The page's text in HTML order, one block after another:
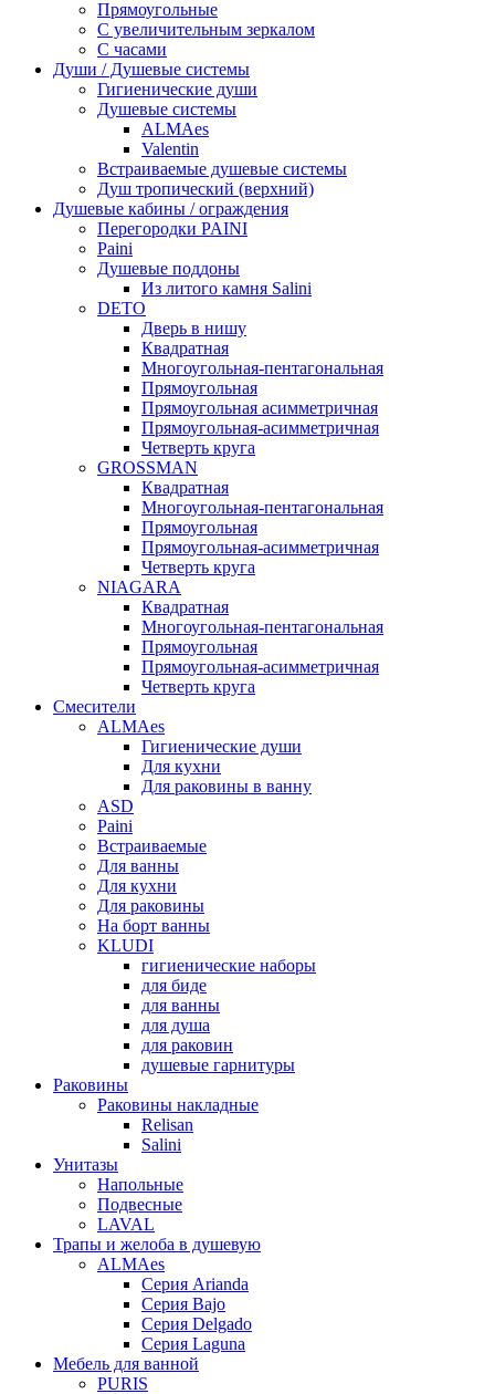
Прямоугольные
С увеличительным зеркалом
С часами
Души / Душевые системы
Гигиенические души
Душевые системы
ALMAes
Valentin
Встраиваемые душевые системы
Душ тропический (верхний)
Душевые кабины / ограждения
Перегородки PAINI
Paini
Душевые поддоны
Из литого камня Salini
DETO
Дверь в нишу
Квадратная
Многоугольная-пентагональная
Прямоугольная
Прямоугольная асимметричная
Прямоугольная-асимметричная
Четверть круга
GROSSMAN
Квадратная
Многоугольная-пентагональная
Прямоугольная
Прямоугольная-асимметричная
Четверть круга
NIAGARA
Квадратная
Многоугольная-пентагональная
Прямоугольная
Прямоугольная-асимметричная
Четверть круга
Смесители
ALMAes
Гигиенические души
Для кухни
Для раковины в ванну
ASD
Paini
Встраиваемые
Для ванны
Для кухни
Для раковины
На борт ванны
KLUDI
гигиенические наборы
для биде
для ванны
для душа
для раковин
душевые гарнитуры
Раковины
Раковины накладные
Relisan
Salini
Унитазы
Напольные
Подвесные
LAVAL
Трапы и желоба в душевую
ALMAes
Серия Arianda
Серия Bajo
Серия Delgado
Серия Laguna
Мебель для ванной
PURIS